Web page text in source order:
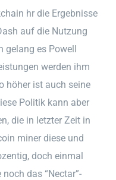
hr die Ergebnisse
auf die Nutzung
gelang es Powell
werden ihm
höher ist auch seine
Politik kann aber
die in letzter Zeit in
miner diese und
doch einmal
das “Nectar”-